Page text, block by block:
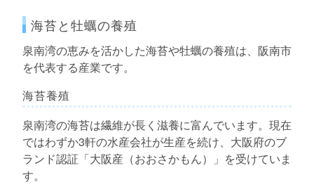
海苔と牡蠣の養殖
泉南湾の恵みを活かした海苔や牡蠣の養殖は、阪南市
を代表する産業です。
海苔養殖
泉南湾の海苔は繊維が長く滋養に富んでいます。現在
ではわずか3軒の水産会社が生産を続け、大阪府のブ
ランド認証「大阪産（おおさかもん）」を受けていま
す。